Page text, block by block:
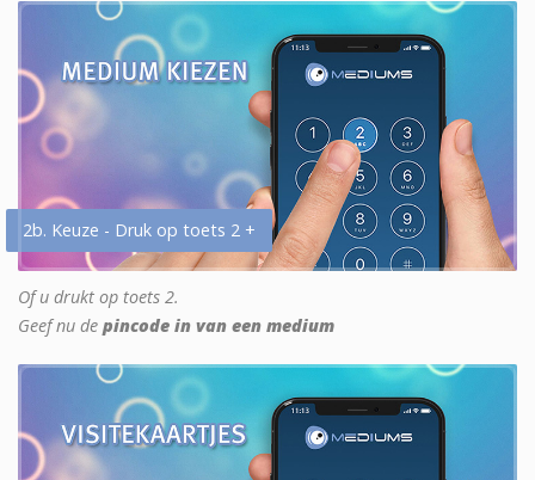
2b. Keuze - Druk op toets 2 +
Of u drukt op toets 2.
Geef nu de pincode in van een medium